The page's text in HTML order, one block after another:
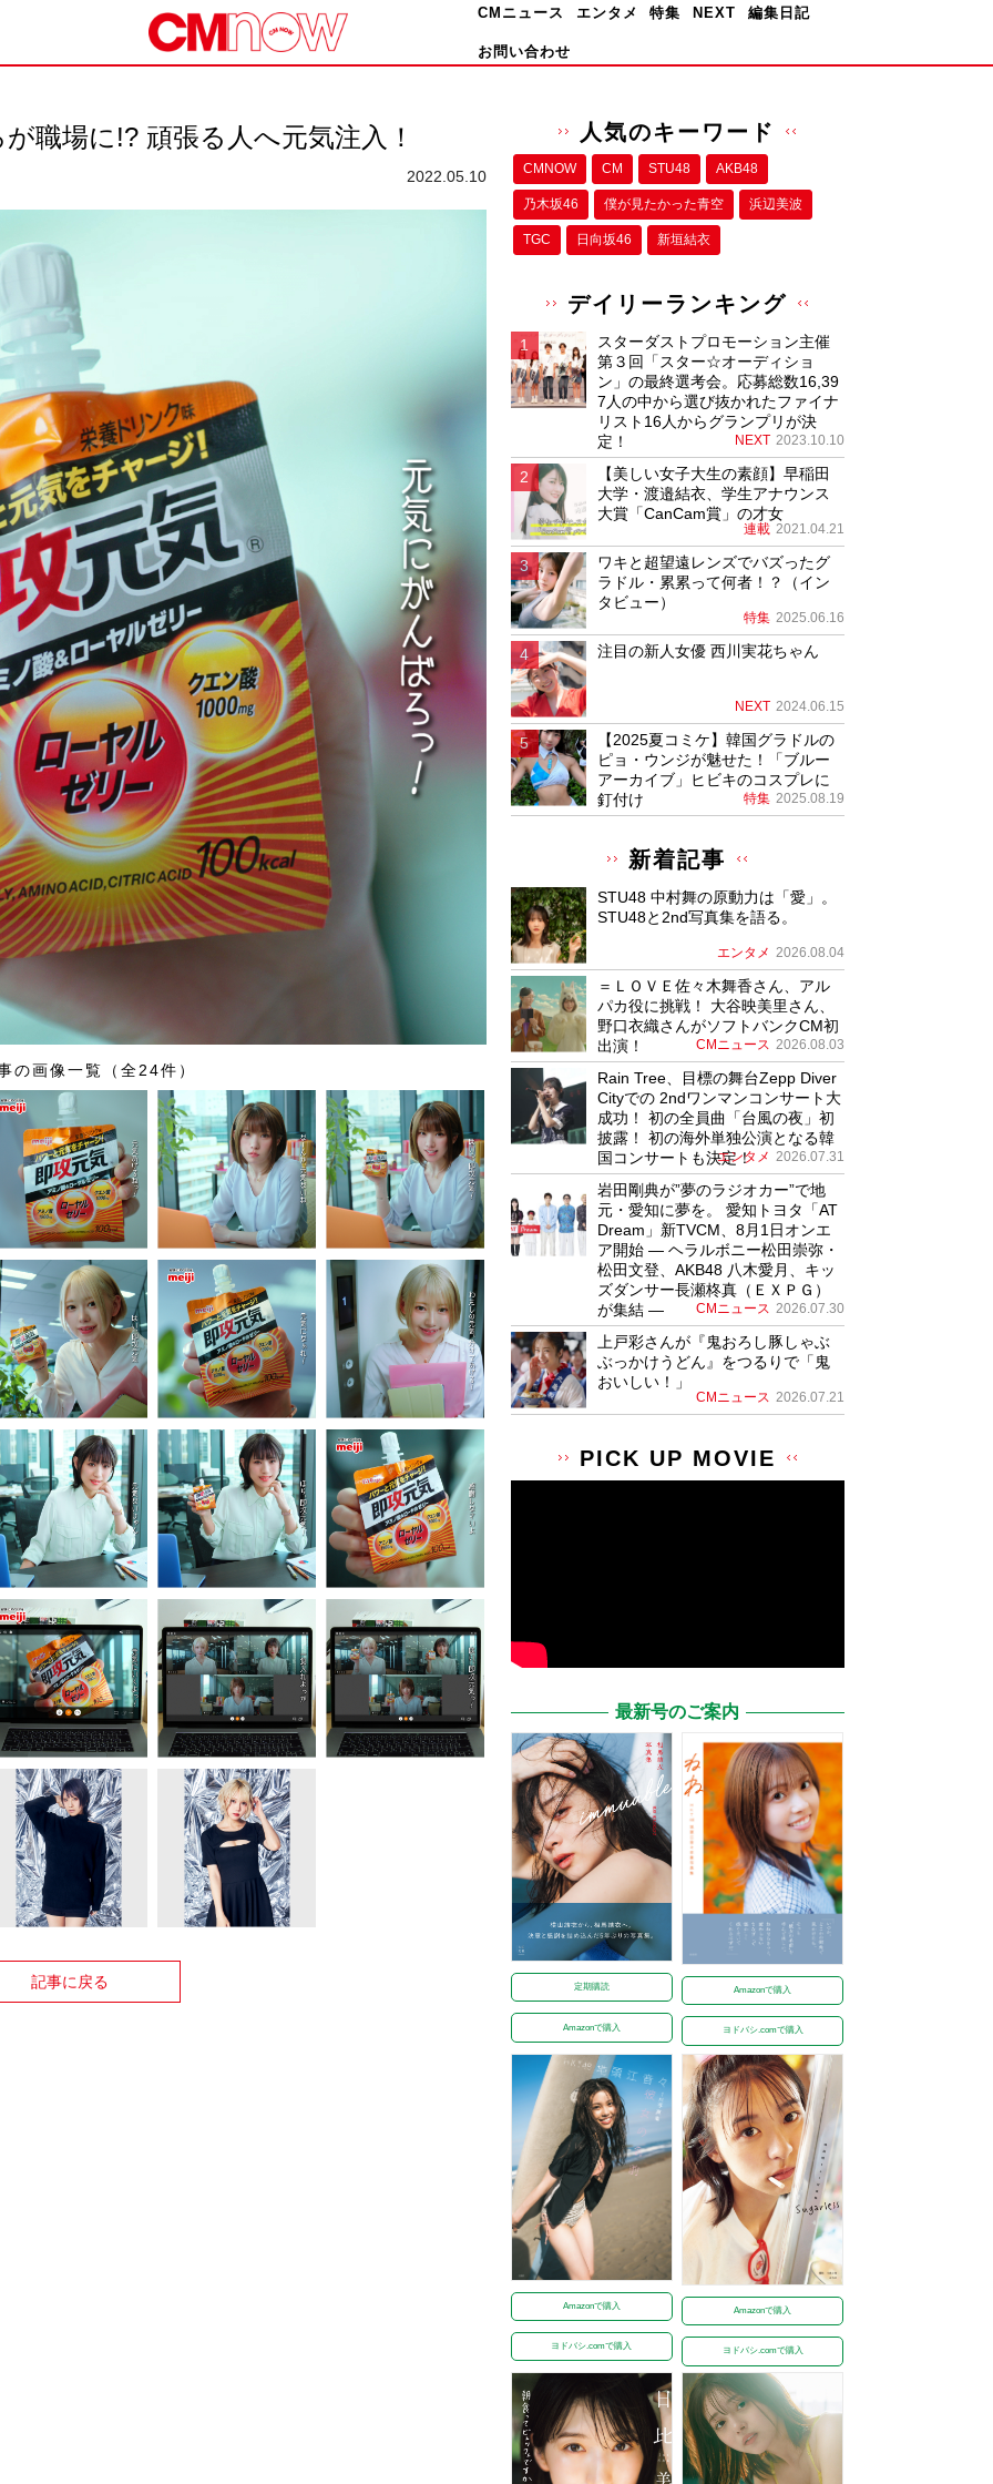
CMニュース エンタメ 特集 NEXT 編集日記
お問い合わせ
職場に!? 頑張る人へ元気注入！
2022.05.10
の画像一覧（全24件）
記事に戻る
人気のキーワード
CMNOW CM STU48 AKB48
乃木坂46 僕が⾒たかった⻘空 浜辺美波
TGC 日向坂46 新垣結衣
デイリーランキング
スターダストプロモーション主催
第３回「スター☆オーディショ
ン」の最終選考会。応募総数16,39
7人の中から選び抜かれたファイナ
リスト16人からグランプリが決
定！
NEXT 2023.10.10
【美しい女子大生の素顔】早稲田
大学・渡邉結衣、学生アナウンス
大賞「CanCam賞」の才女
連載 2021.04.21
ワキと超望遠レンズでバズったグ
ラドル・累累って何者！？（イン
タビュー）
特集 2025.06.16
注目の新人女優 西川実花ちゃん
NEXT 2024.06.15
【2025夏コミケ】韓国グラドルの
ピョ・ウンジが魅せた！「ブルー
アーカイブ」ヒビキのコスプレに
釘付け
特集 2025.08.19
新着記事
STU48 中村舞の原動力は「愛」。
STU48と2nd写真集を語る。
エンタメ 2026.08.04
＝ＬＯＶＥ佐々木舞香さん、アル
パカ役に挑戦！ 大谷映美里さん、
野口衣織さんがソフトバンクCM初
出演！
CMニュース 2026.08.03
Rain Tree、目標の舞台Zepp Diver
Cityでの 2ndワンマンコンサート大
成功！ 初の全員曲「台風の夜」初
披露！ 初の海外単独公演となる韓
国コンサートも決定！
エンタメ 2026.07.31
岩田剛典が”夢のラジオカー”で地
元・愛知に夢を。 愛知トヨタ「AT
Dream」新TVCM、8月1日オンエ
ア開始 ― ヘラルボニー松田崇弥・
松田文登、AKB48 八木愛月、キッ
ズダンサー長瀬柊真（ＥＸＰＧ）
が集結 ―
CMニュース 2026.07.30
上戸彩さんが『鬼おろし豚しゃぶ
ぶっかけうどん』をつるりで「鬼
おいしい！」
CMニュース 2026.07.21
PICK UP MOVIE
最新号のご案内
定期購読
Amazonで購入
Amazonで購入
ヨドバシ.comで購入
Amazonで購入
ヨドバシ.comで購入
Amazonで購入
ヨドバシ.comで購入